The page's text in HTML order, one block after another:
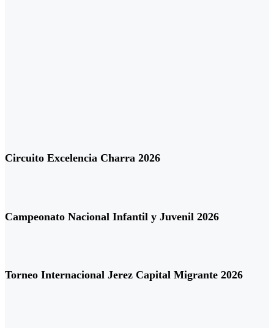
Circuito Excelencia Charra 2026
Campeonato Nacional Infantil y Juvenil 2026
Torneo Internacional Jerez Capital Migrante 2026